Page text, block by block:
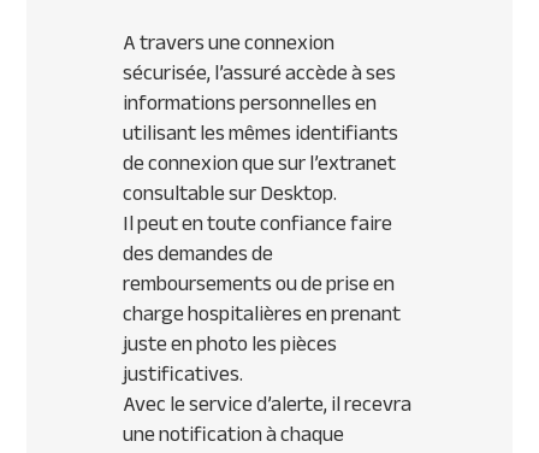
A travers une connexion
sécurisée, l’assuré accède à ses
informations personnelles en
utilisant les mêmes identifiants
de connexion que sur l’extranet
consultable sur Desktop.
Il peut en toute confiance faire
des demandes de
remboursements ou de prise en
charge hospitalières en prenant
juste en photo les pièces
justificatives.
Avec le service d’alerte, il recevra
une notification à chaque